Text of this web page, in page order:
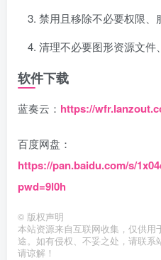
禁用且移除不必要权限、
清理不必要图形资源文件
软件下载
蓝奏云： https://
百度网盘：
https://pan.baidu.com/s/
pwd=9l0h
© 版权声明
本站资源来自互联网收集，仅供用
途。如有侵权、不妥之处，请联
请谅解！